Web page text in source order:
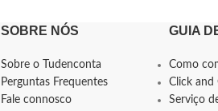
SOBRE NÓS
Sobre o Tudenconta
Perguntas Frequentes
Fale connosco
GUIA
Como
Click and
Serviço